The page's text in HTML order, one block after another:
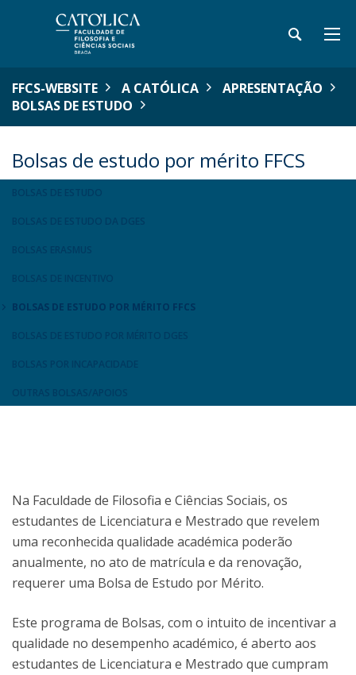
FFCS-WEBSITE A CATÓLICA
APRESENTAÇÃO
BOLSAS DE ESTUDO
Bolsas de estudo por mérito FFCS
BOLSAS DE ESTUDO POR MÉRITO FFCS
Na Faculdade de Filosofia e Ciências Sociais, os
estudantes de Licenciatura e Mestrado que revelem
uma reconhecida qualidade académica poderão
anualmente, no ato de matrícula e da renovação,
requerer uma Bolsa de Estudo por Mérito.
Este programa de Bolsas, com o intuito de incentivar a
qualidade no desempenho académico, é aberto aos
estudantes de Licenciatura e Mestrado que cumpram